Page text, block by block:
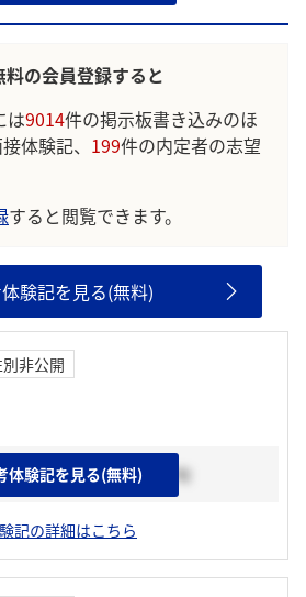
企業研究の深掘り」のような声が寄せ
の参考にしましょう。
ユーザー投稿を要約しています。実際
一覧からご確認ください。
料の会員登録すると
は9014件の掲示板書き込みのほ
体験記、 199件の内定者の志望
すると閲覧できます。
験記を見る(無料)
非公開
2025年12月下旬
記の詳細はこちら
体験記を見る(無料)